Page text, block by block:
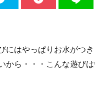
にはやっぱりお水がつ
ら・・・こんな遊びは